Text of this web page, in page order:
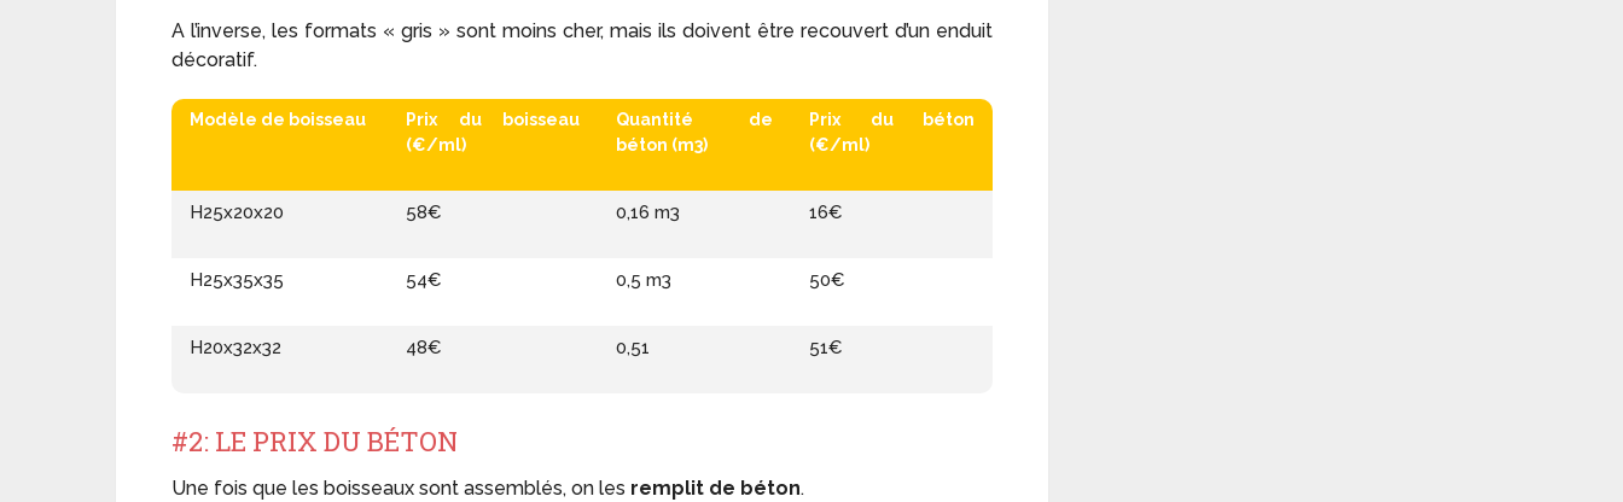
A l’inverse, les formats « gris » sont moins cher, mais ils doivent être recouvert d’un enduit
décoratif.
Modèle de boisseau
Prix du boisseau
(€/ml)
Quantité de
béton (m3)
Prix du béton
(€/ml)
H25x20x20 58€ 0,16 m3 16€
H25x35x35 54€ 0,5 m3 50€
H20x32x32 48€ 0,51 51€
#2: LE PRIX DU BÉTON
Une fois que les boisseaux sont assemblés, on les remplit de béton.